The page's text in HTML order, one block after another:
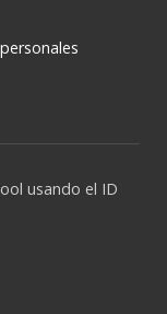
usando el ID